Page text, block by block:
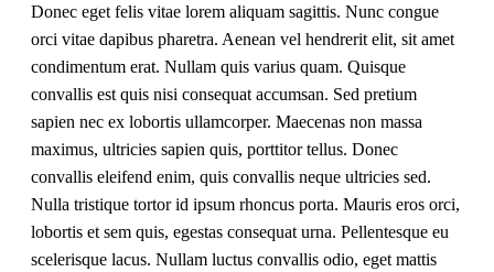
Donec eget felis vitae lorem aliquam sagittis. Nunc congue
orci vitae dapibus pharetra. Aenean vel hendrerit elit, sit amet
condimentum erat. Nullam quis varius quam. Quisque
convallis est quis nisi consequat accumsan. Sed pretium
sapien nec ex lobortis ullamcorper. Maecenas non massa
maximus, ultricies sapien quis, porttitor tellus. Donec
convallis eleifend enim, quis convallis neque ultricies sed.
Nulla tristique tortor id ipsum rhoncus porta. Mauris eros orci,
lobortis et sem quis, egestas consequat urna. Pellentesque eu
scelerisque lacus. Nullam luctus convallis odio, eget mattis